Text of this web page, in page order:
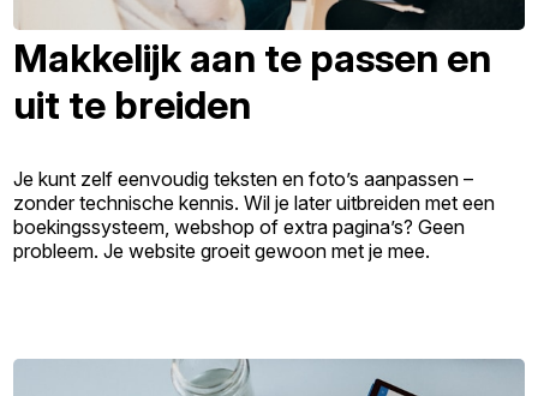
Makkelijk aan te passen en
uit te breiden
Je kunt zelf eenvoudig teksten en foto’s aanpassen –
zonder technische kennis. Wil je later uitbreiden met een
boekingssysteem, webshop of extra pagina’s? Geen
probleem. Je website groeit gewoon met je mee.